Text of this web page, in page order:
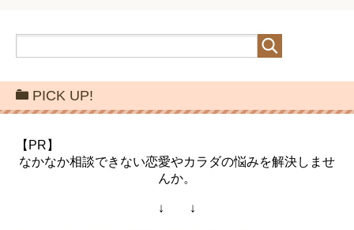
PICK UP!
【PR】
なかなか相談できない恋愛やカラダの悩みを解決しませ
んか。
↓ ↓